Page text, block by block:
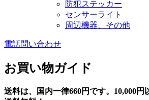
防犯ステッカー
センサーライト
周辺機器、その他
電話問い合わせ
お買い物ガイド
送料は、国内一律660円です。10,000円